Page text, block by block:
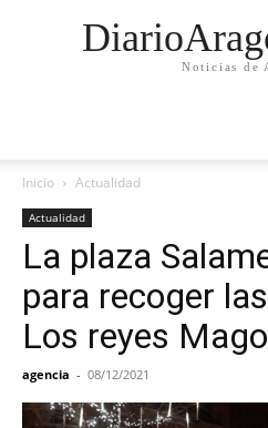
Noticias de
Inicio Actualidad
Actualidad
La plaza
para recoger
Los reyes
agencia - 08/12/2021